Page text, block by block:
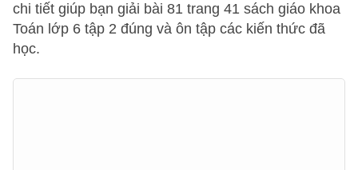
chi tiết giúp bạn giải bài 81 trang 41 sách giáo khoa
Toán lớp 6 tập 2 đúng và ôn tập các kiến thức đã
học.